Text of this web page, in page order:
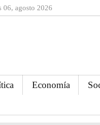
06, agosto 2026
Economía